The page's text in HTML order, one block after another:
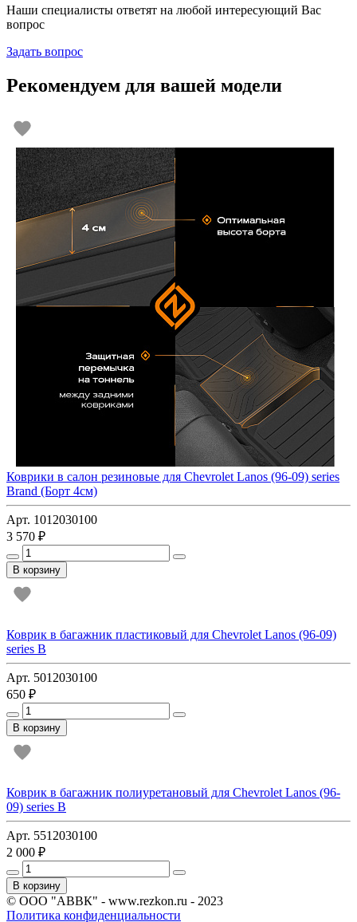
Наши специалисты ответят на любой интересующий Вас
вопрос
Задать вопрос
Рекомендуем для вашей модели
Коврики в салон резиновые для Chevrolet Lanos (96-09) series
Brand (Борт 4см)
Арт. 1012030100
3 570 ₽
В корзину
Коврик в багажник пластиковый для Chevrolet Lanos (96-09)
series B
Арт. 5012030100
650 ₽
В корзину
Коврик в багажник полиуретановый для Chevrolet Lanos (96-
09) series B
Арт. 5512030100
2 000 ₽
В корзину
© ООО "АВВК" - www.rezkon.ru - 2023
Политика конфиденциальности